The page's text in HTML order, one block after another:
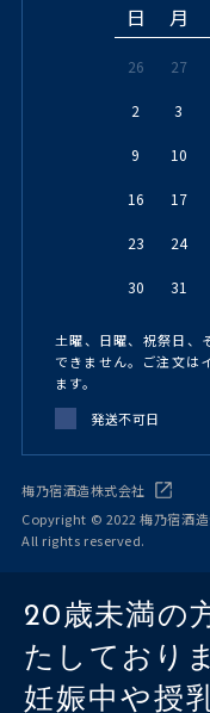
日 月
26 27
2 3
9 10
16 17
23 24
30 31
土曜、日曜、祝祭日、
できません。ご注文は
ます。
発送不可日
梅乃宿酒造株式会社
Copyright © 2022 梅乃宿酒
All rights reserved.
20歳未満の
たしており
妊娠中や授